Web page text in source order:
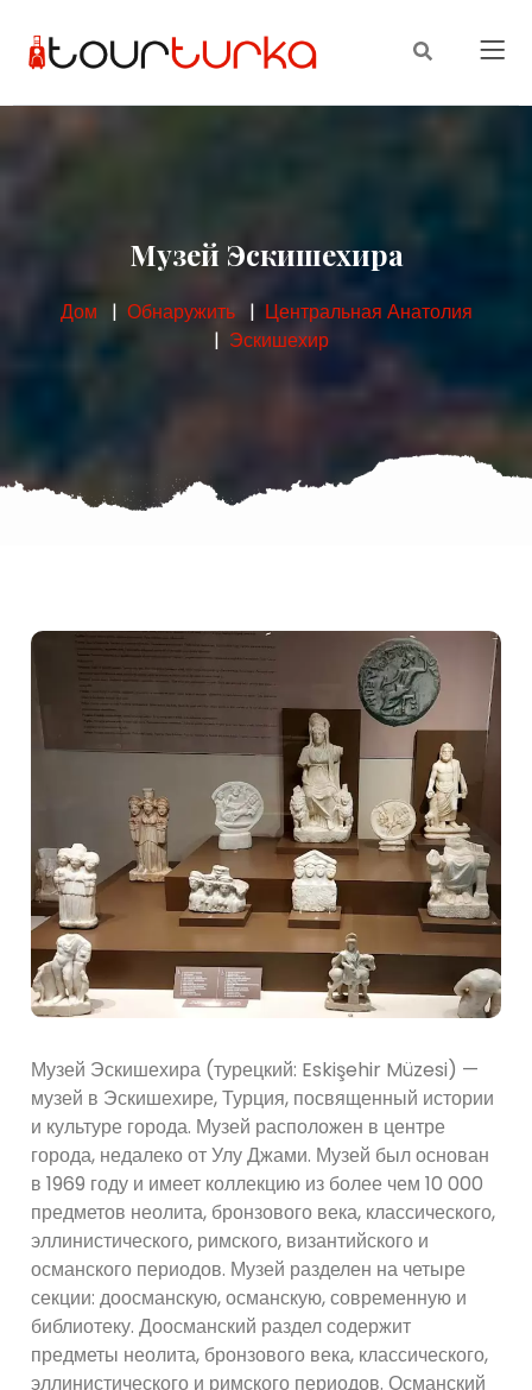
Музей Эскишехира
Дом Обнаружить
Центральная Анатолия
Эскишехир
Музей Эскишехира (турецкий: Eskişehir Müzesi) —
музей в Эскишехире, Турция, посвященный истории
и культуре города. Музей расположен в центре
города, недалеко от Улу Джами. Музей был основан
в 1969 году и имеет коллекцию из более чем 10 000
предметов неолита, бронзового века, классического,
эллинистического, римского, византийского и
османского периодов. Музей разделен на четыре
секции: доосманскую, османскую, современную и
библиотеку. Доосманский раздел содержит
предметы неолита, бронзового века, классического,
эллинистического и римского периодов. Османский